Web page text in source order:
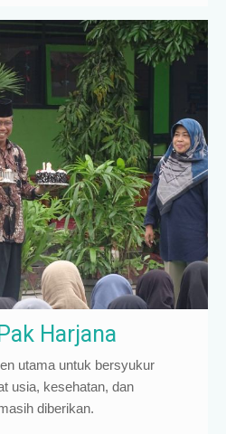
Harjana
utama untuk bersyukur
usia, kesehatan, dan
diberikan.